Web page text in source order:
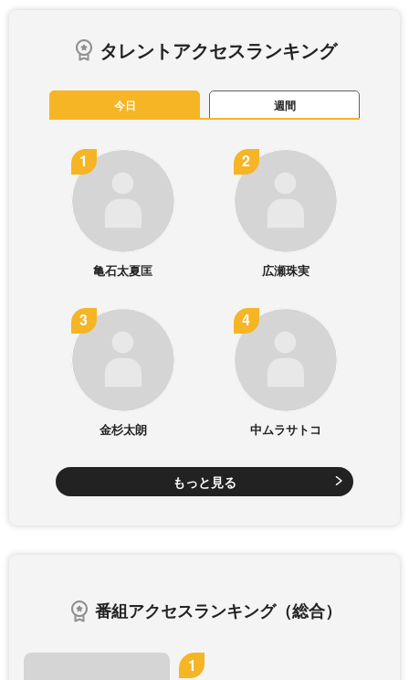
タレントアクセスランキング
今日 週間
亀石太夏匡 広瀬珠実
金杉太朗 中ムラサトコ
もっと見る
番組アクセスランキング（総合）